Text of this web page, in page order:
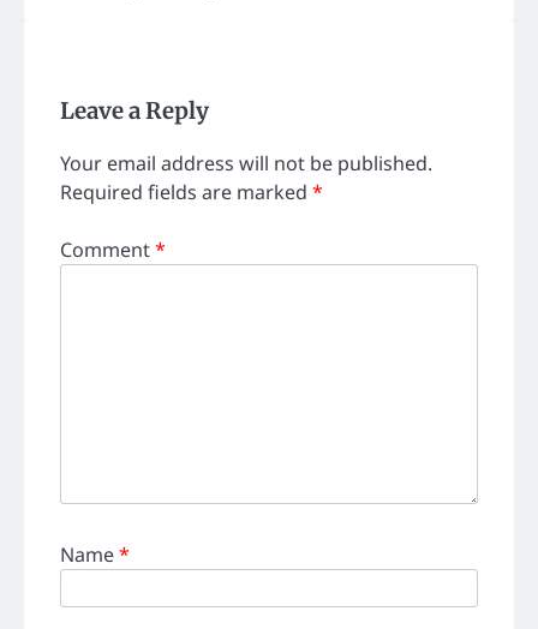
Leave a Reply
Your email address will not be published.
Required fields are marked *
Comment*
Name*